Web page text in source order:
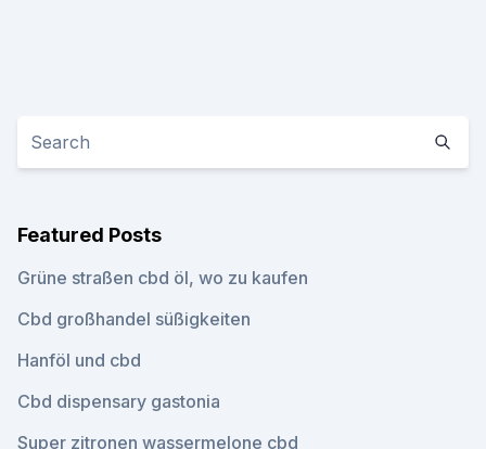
Featured Posts
Grüne straßen cbd öl, wo zu kaufen
Cbd großhandel süßigkeiten
Hanföl und cbd
Cbd dispensary gastonia
Super zitronen wassermelone cbd